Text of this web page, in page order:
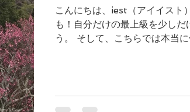
こんにちは、iest（アイイスト
も！自分だけの最上級を少しだ
う。 そして、こちらでは本当に似合う！ 『パーソナルカ